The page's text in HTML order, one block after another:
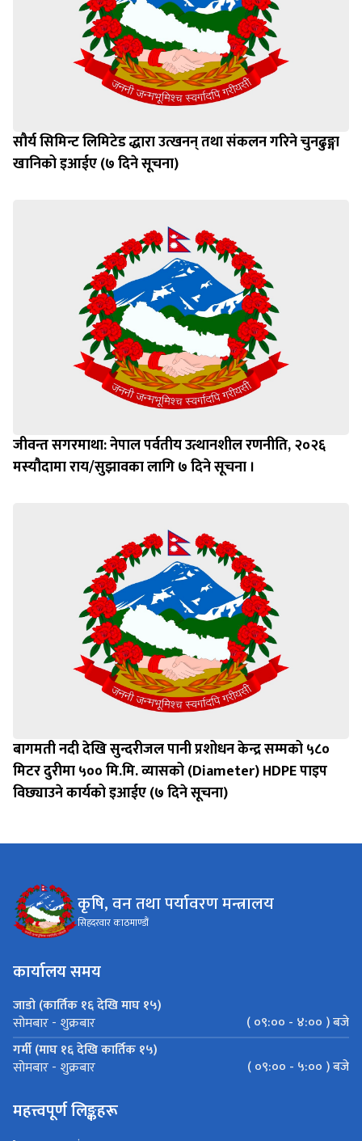
सौर्य सिमिन्ट लिमिटेड द्धारा उत्खनन् तथा संकलन गरिने चुनढुङ्गा
खानिको इआईए (७ दिने सूचना)
जीवन्त सगरमाथा: नेपाल पर्वतीय उत्थानशील रणनीति, २०२६
मस्यौदामा राय/सुझावका लागि ७ दिने सूचना ।
बागमती नदी देखि सुन्दरीजल पानी प्रशोधन केन्द्र सम्मको ५८०
मिटर दुरीमा ५०० मि.मि. व्यासको (Diameter) HDPE पाइप
विछ्याउने कार्यको इआईए (७ दिने सूचना)
कृषि, वन तथा पर्यावरण मन्त्रालय
सिहदरवार काठमाण्डौं
कार्यालय समय
जाडो (कार्तिक १६ देखि माघ १५)
सोमबार - शुक्रबार
( ०९:०० - ४:०० ) बजे
गर्मी (माघ १६ देखि कार्तिक १५)
सोमबार - शुक्रबार ( ०९:०० - ५:०० ) बजे
महत्त्वपूर्ण लिङ्कहरू